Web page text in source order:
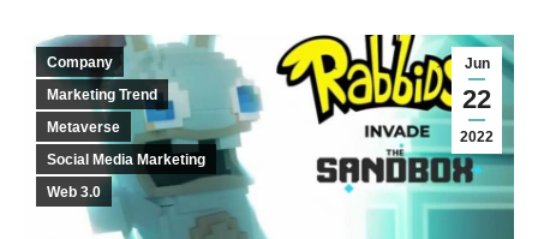
Jun
22
2022
Company
Marketing Trend
Metaverse
Social Media Marketing
Web 3.0